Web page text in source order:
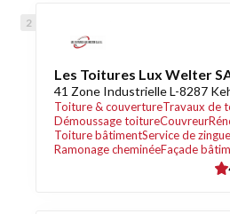
Les Toitures Lux Welter
41 Zone Industrielle L-8287
Toiture & couvertureTravaux de
Démoussage toitureCouvreur
Toiture bâtimentService de
Ramonage cheminéeFaçade